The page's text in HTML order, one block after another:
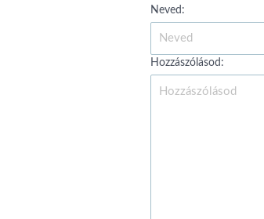
Neved:
Hozzászólásod: